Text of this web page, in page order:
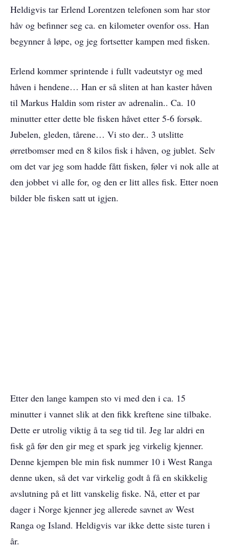
Heldigvis tar Erlend Lorentzen telefonen som har stor
håv og befinner seg ca. en kilometer ovenfor oss. Han
begynner å løpe, og jeg fortsetter kampen med fisken.
Erlend kommer sprintende i fullt vadeutstyr og med
håven i hendene… Han er så sliten at han kaster håven
til Markus Haldin som rister av adrenalin.. Ca. 10
minutter etter dette ble fisken håvet etter 5-6 forsøk.
Jubelen, gleden, tårene… Vi sto der.. 3 utslitte
ørretbomser med en 8 kilos fisk i håven, og jublet. Selv
om det var jeg som hadde fått fisken, føler vi nok alle at
den jobbet vi alle for, og den er litt alles fisk. Etter noen
bilder ble fisken satt ut igjen.
Etter den lange kampen sto vi med den i ca. 15
minutter i vannet slik at den fikk kreftene sine tilbake.
Dette er utrolig viktig å ta seg tid til. Jeg lar aldri en
fisk gå før den gir meg et spark jeg virkelig kjenner.
Denne kjempen ble min fisk nummer 10 i West Ranga
denne uken, så det var virkelig godt å få en skikkelig
avslutning på et litt vanskelig fiske. Nå, etter et par
dager i Norge kjenner jeg allerede savnet av West
Ranga og Island. Heldigvis var ikke dette siste turen i
år.